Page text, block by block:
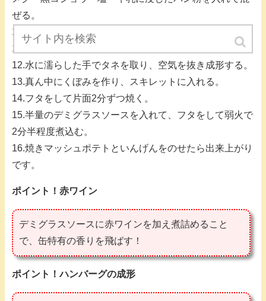
ぜる。
10.焼きマッシュは丸く成形して両面に焼き色をつける。
11.熱したスキレットにオリーブオイル引く。
12.水に濡らした手でタネを取り、空気を抜き成形する。
13.真ん中にくぼみを作り、スキレットに入れる。
14.フタをして片面2分ずつ焼く。
15.半量のデミグラスソースを入れて、フタをして弱火で
2分半程度煮込む。
16.焼きマッシュポテトといんげんをのせたら出来上がり
です。
ポイント！赤ワイン
デミグラスソースに赤ワインを加え煮詰めること
で、缶特有の香りを飛ばす！
ポイント！ハンバーグの成形